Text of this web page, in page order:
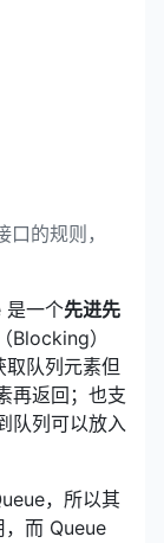
的规则，
是一个先进先
Blocking）
队列元素但
再返回；也支
队列可以放入
，所以其
，而 Queue